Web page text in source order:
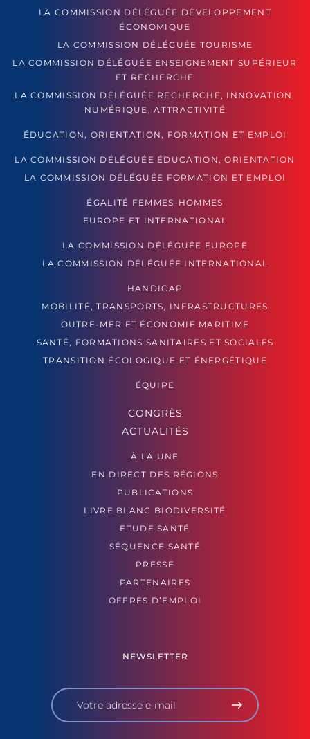
LA COMMISSION DÉLÉGUÉE DÉVELOPPEMENT
ÉCONOMIQUE
LA COMMISSION DÉLÉGUÉE TOURISME
LA COMMISSION DÉLÉGUÉE ENSEIGNEMENT SUPÉRIEUR
ET RECHERCHE
LA COMMISSION DÉLÉGUÉE RECHERCHE, INNOVATION,
NUMÉRIQUE, ATTRACTIVITÉ
ÉDUCATION, ORIENTATION, FORMATION ET EMPLOI
LA COMMISSION DÉLÉGUÉE ÉDUCATION, ORIENTATION
LA COMMISSION DÉLÉGUÉE FORMATION ET EMPLOI
ÉGALITÉ FEMMES-HOMMES
EUROPE ET INTERNATIONAL
LA COMMISSION DÉLÉGUÉE EUROPE
LA COMMISSION DÉLÉGUÉE INTERNATIONAL
HANDICAP
MOBILITÉ, TRANSPORTS, INFRASTRUCTURES
OUTRE-MER ET ÉCONOMIE MARITIME
SANTÉ, FORMATIONS SANITAIRES ET SOCIALES
TRANSITION ÉCOLOGIQUE ET ÉNERGÉTIQUE
ÉQUIPE
CONGRÈS
ACTUALITÉS
À LA UNE
EN DIRECT DES RÉGIONS
PUBLICATIONS
LIVRE BLANC BIODIVERSITÉ
ETUDE SANTÉ
SÉQUENCE SANTÉ
PRESSE
PARTENAIRES
OFFRES D’EMPLOI
NEWSLETTER